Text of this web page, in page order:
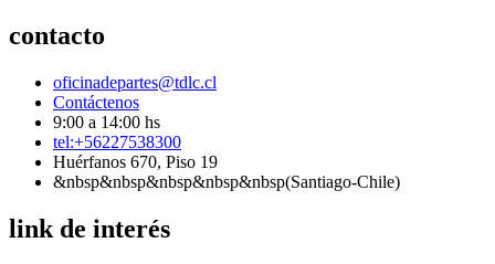
contacto
oficinadepartes@tdlc.cl
Contáctenos
9:00 a 14:00 hs
tel:+56227538300
Huérfanos 670, Piso 19
&nbsp&nbsp&nbsp&nbsp&nbsp(Santiago-Chile)
link de interés